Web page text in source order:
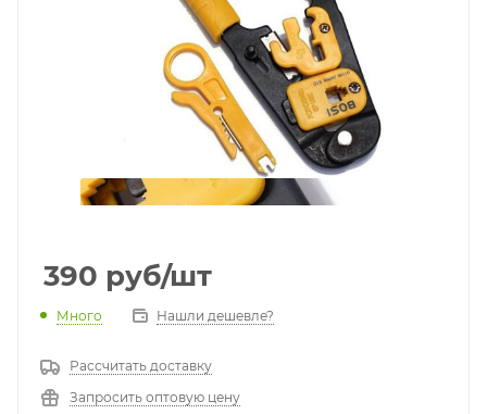
390 руб/шт
Много Нашли дешевле?
Рассчитать доставку
Запросить оптовую цену